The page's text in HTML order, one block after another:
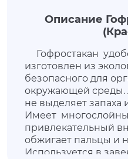
Описание
Гофростакан
изготовлен из
безопасного для
окружающей среды.
не выделяет запаха
Имеет
привлекательный
обжигает пальцы и
Используется в